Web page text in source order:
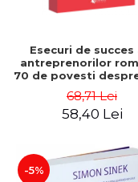
Esecuri de succes
antreprenorilor
70 de povesti
68,71 Lei
58,40 Lei
-5%